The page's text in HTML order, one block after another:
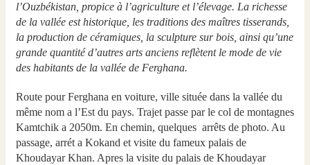
l’Ouzbékistan, propice à l’agriculture et l’élevage. La richesse
de la vallée est historique, les traditions des maîtres tisserands,
la production de céramiques, la sculpture sur bois, ainsi qu’une
grande quantité d’autres arts anciens reflètent le mode de vie
des habitants de la vallée de Ferghana.
Route pour Ferghana en voiture, ville située dans la vallée du
même nom а l’Est du pays. Trajet passe par le col de montagnes
Kamtchik а 2050m. En chemin, quelques arrêts de photo. Au
passage, arrét а Kokand et visite du fameux palais de
Khoudayar Khan. Apres la visite du palais de Khoudayar